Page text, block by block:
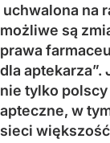
uchwalona na
możliwe są
prawa
dla
nie tylko
apteczne, w
sieci